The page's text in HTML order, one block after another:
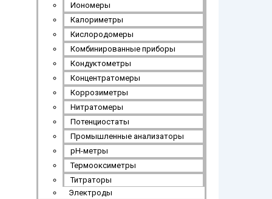
Иономеры
Калориметры
Кислородомеры
Комбинированные приборы
Кондуктометры
Концентратомеры
Коррозиметры
Нитратомеры
Потенциостаты
Промышленные анализаторы
рН-метры
Термооксиметры
Титраторы
Электроды